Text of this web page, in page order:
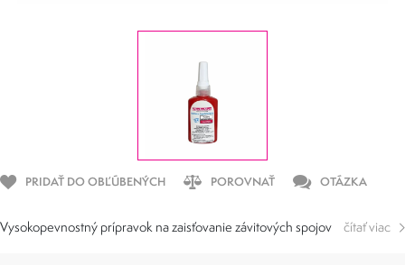
PRIDAŤ DO OBĽÚBENÝCH POROVNAŤ OTÁZKA
Vysokopevnostný prípravok na zaisťovanie závitových spojov čítať viac